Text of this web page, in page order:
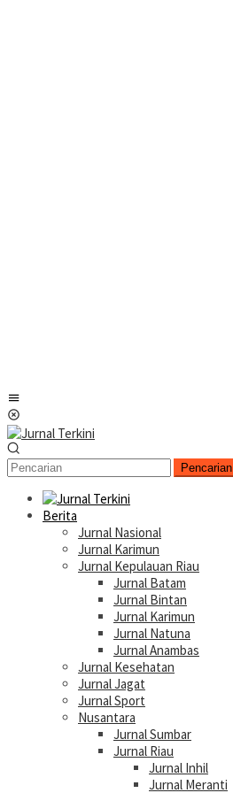
Pencarian
Berita
Jurnal Nasional
Jurnal Karimun
Jurnal Kepulauan Riau
Jurnal Batam
Jurnal Bintan
Jurnal Karimun
Jurnal Natuna
Jurnal Anambas
Jurnal Kesehatan
Jurnal Jagat
Jurnal Sport
Nusantara
Jurnal Sumbar
Jurnal Riau
Jurnal Inhil
Jurnal Meranti